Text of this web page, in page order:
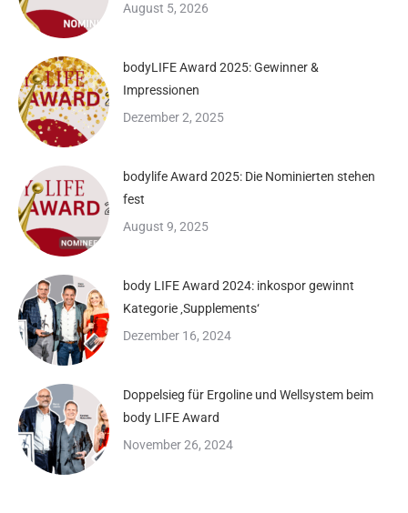
August 5, 2026
bodyLIFE Award 2025: Gewinner &
Impressionen
Dezember 2, 2025
bodylife Award 2025: Die Nominierten stehen
fest
August 9, 2025
body LIFE Award 2024: inkospor gewinnt
Kategorie ‚Supplements‘
Dezember 16, 2024
Doppelsieg für Ergoline und Wellsystem beim
body LIFE Award
November 26, 2024